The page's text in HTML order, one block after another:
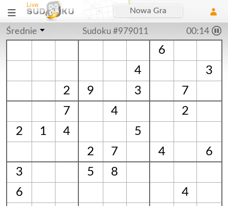
Nowa Gra
Średnie Sudoku #979011 00:15
6
4
3
2
9 3
7
7
4
2
2
1 4
5
2
7 4
6
3
5
8
6
4